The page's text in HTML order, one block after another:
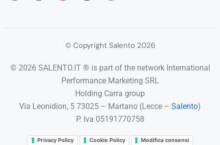
© Copyright Salento 2026
© 2026 SALENTO.IT ® is part of the network International
Performance Marketing SRL
Holding Carra group
Via Leonidion, 5 73025 – Martano (Lecce – Salento)
P. Iva 05191770758
Privacy Policy Cookie Policy Modifica consensi